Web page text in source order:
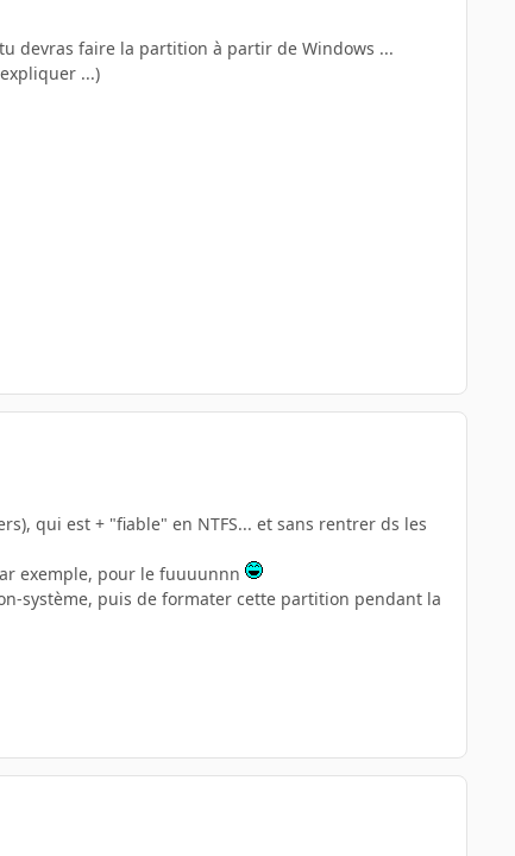
devras faire la partition à partir de Windows ...
...)
qui est + "fiable" en NTFS... et sans rentrer ds les
exemple, pour le fuuuunnn
système, puis de formater cette partition pendant la